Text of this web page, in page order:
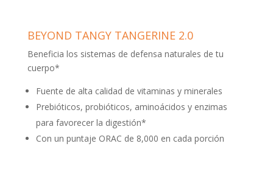
BEYOND TANGY TANGERINE 2.0
Beneficia los sistemas de defensa naturales de tu
cuerpo*
Fuente de alta calidad de vitaminas y minerales
Prebióticos, probióticos, aminoácidos y enzimas
para favorecer la digestión*
Con un puntaje ORAC de 8,000 en cada porción